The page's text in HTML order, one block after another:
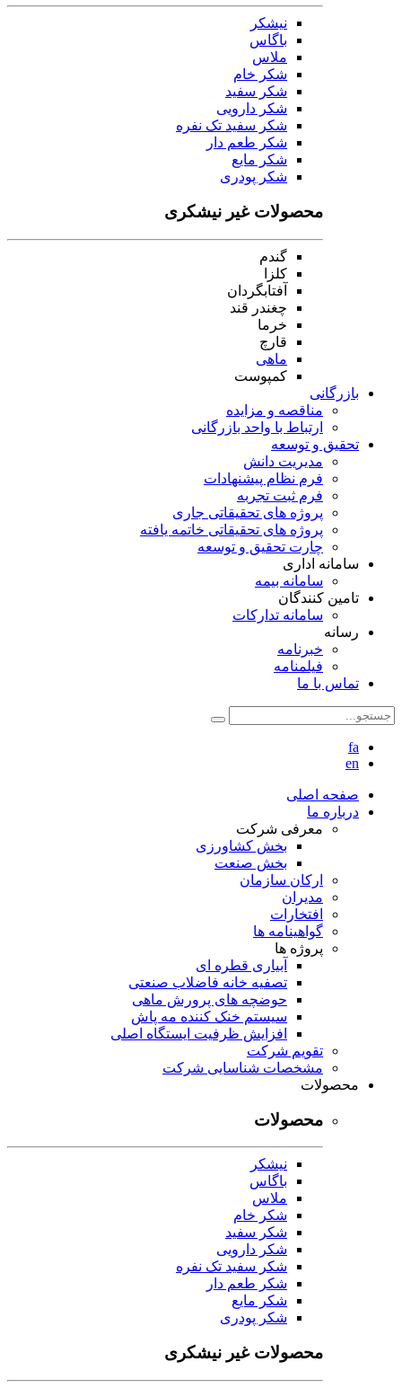
نیشکر
باگاس
ملاس
شکر خام
شکر سفید
شکر دارویی
شکر سفید تک نفره
شکر طعم دار
شکر مایع
شکر پودری
محصولات غیر نیشکری
گندم
کلزا
آفتابگردان
چغندر قند
خرما
قارچ
ماهی
کمپوست
بازرگانی
مناقصه و مزایده
ارتباط با واحد بازرگانی
تحقیق و توسعه
مدیریت دانش
فرم نظام پیشنهادات
فرم ثبت تجربه
پروژه های تحقیقاتی جاری
پروژه های تحقیقاتی خاتمه یافته
چارت تحقیق و توسعه
سامانه اداری
سامانه بیمه
تامین کنندگان
سامانه تدارکات
رسانه
خبرنامه
فیلمنامه
تماس با ما
fa
en
صفحه اصلی
درباره ما
معرفی شرکت
بخش کشاورزی
بخش صنعت
ارکان سازمان
مدیران
افتخارات
گواهینامه ها
پروژه ها
آبیاری قطره ای
تصفیه خانه فاضلاب صنعتی
حوضچه های پرورش ماهی
سیستم خنک کننده مه پاش
افزایش ظرفیت ایستگاه اصلی
تقویم شرکت
مشخصات شناسایی شرکت
محصولات
محصولات
نیشکر
باگاس
ملاس
شکر خام
شکر سفید
شکر دارویی
شکر سفید تک نفره
شکر طعم دار
شکر مایع
شکر پودری
محصولات غیر نیشکری